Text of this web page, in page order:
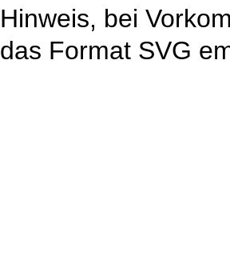
Hinweis, bei
das Format SVG